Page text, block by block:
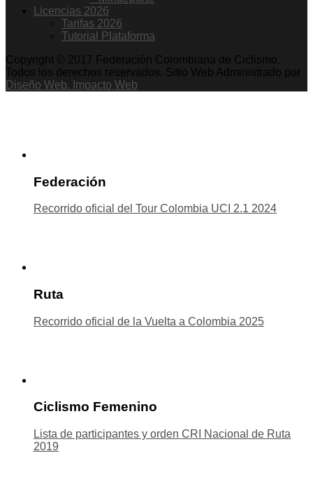
Licencias 2026
Tarifas 2026
Tutorial Plataforma
Copyright © 2017 Federación Colombiana de Ciclismo.
Todos los derechos reservados. Sitio Web Administrado por
Diseño Web. Impacto Web
Federación
Recorrido oficial del Tour Colombia UCI 2.1 2024
Ruta
Recorrido oficial de la Vuelta a Colombia 2025
Ciclismo Femenino
Lista de participantes y orden CRI Nacional de Ruta
2019